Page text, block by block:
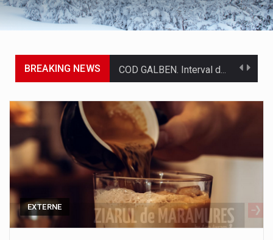
BREAKING NEWS
Biroul Parlamentar al Senatorului Cristian-Augustin Niculescu-Țâgârlaș a organizat dezbaterea publică cu tema „Noile reguli pentru construcții și prosumatori” având ca…
Municipiul Baia Mare, prin Serviciul Public Comunitar Local de Evidență a Persoanelor - Serviciul Evidența Persoanelor, îi informează pe cetățenii…
EXTERNE